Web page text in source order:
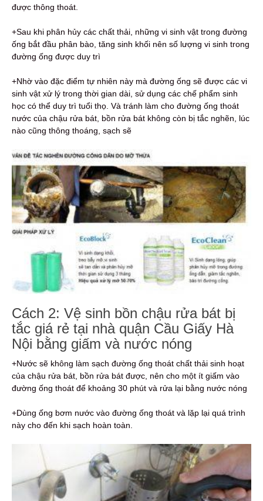
được thông thoát.
+Sau khi phân hủy các chất thải, những vi sinh vật trong đường
ống bắt đầu phân bào, tăng sinh khối nên số lượng vi sinh trong
đường ống được duy trì
+Nhờ vào đặc điểm tự nhiên này mà đường ống sẽ được các vi
sinh vật xử lý trong thời gian dài, sử dụng các chế phẩm sinh
học có thể duy trì tuổi thọ. Và tránh làm cho đường ống thoát
nước của chậu rửa bát, bồn rửa bát không còn bị tắc nghẽn, lúc
nào cũng thông thoáng, sạch sẽ
Cách 2: Vệ sinh bồn chậu rửa bát bị
tắc giá rẻ tại nhà quận Cầu Giấy Hà
Nội bằng giấm và nước nóng
+Nước sẽ không làm sạch đường ống thoát chất thải sinh hoạt
của chậu rửa bát, bồn rửa bát được, nên cho một ít giấm vào
đường ống thoát để khoảng 30 phút và rửa lại bằng nước nóng
+Dùng ống bơm nước vào đường ống thoát và lặp lại quá trình
này cho đến khi sạch hoàn toàn.